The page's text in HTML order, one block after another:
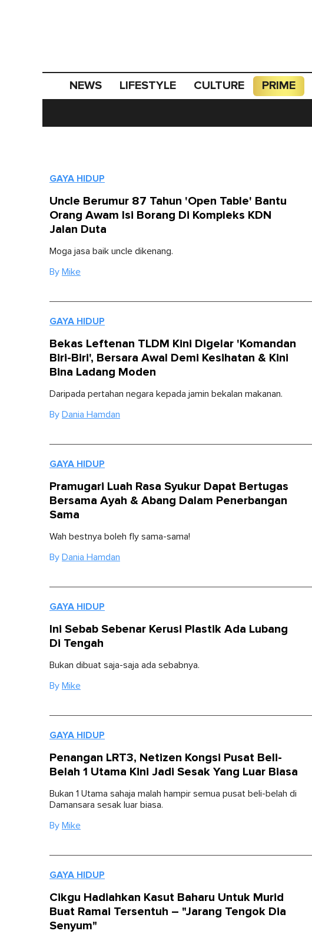
NEWS LIFESTYLE CULTURE PRIME
GAYA HIDUP
Uncle Berumur 87 Tahun 'Open Table' Bantu
Orang Awam Isi Borang Di Kompleks KDN
Jalan Duta
Moga jasa baik uncle dikenang.
By Mike
GAYA HIDUP
Bekas Leftenan TLDM Kini Digelar 'Komandan
Biri-Biri', Bersara Awal Demi Kesihatan & Kini
Bina Ladang Moden
Daripada pertahan negara kepada jamin bekalan makanan.
By Dania Hamdan
GAYA HIDUP
Pramugari Luah Rasa Syukur Dapat Bertugas
Bersama Ayah & Abang Dalam Penerbangan
Sama
Wah bestnya boleh fly sama-sama!
By Dania Hamdan
GAYA HIDUP
Ini Sebab Sebenar Kerusi Plastik Ada Lubang
Di Tengah
Bukan dibuat saja-saja ada sebabnya.
By Mike
GAYA HIDUP
Penangan LRT3, Netizen Kongsi Pusat Beli-
Belah 1 Utama Kini Jadi Sesak Yang Luar Biasa
Bukan 1 Utama sahaja malah hampir semua pusat beli-belah di
Damansara sesak luar biasa.
By Mike
GAYA HIDUP
Cikgu Hadiahkan Kasut Baharu Untuk Murid
Buat Ramai Tersentuh – "Jarang Tengok Dia
Senyum"